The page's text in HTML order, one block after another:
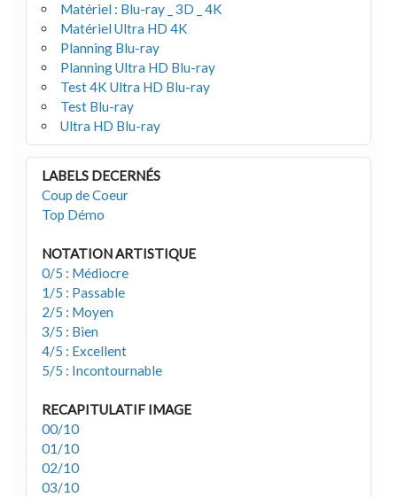
Matériel : Blu-ray _ 3D _ 4K
Matériel Ultra HD 4K
Planning Blu-ray
Planning Ultra HD Blu-ray
Test 4K Ultra HD Blu-ray
Test Blu-ray
Ultra HD Blu-ray
LABELS DECERNÉS
Coup de Coeur
Top Démo
NOTATION ARTISTIQUE
0/5 : Médiocre
1/5 : Passable
2/5 : Moyen
3/5 : Bien
4/5 : Excellent
5/5 : Incontournable
RECAPITULATIF IMAGE
00/10
01/10
02/10
03/10